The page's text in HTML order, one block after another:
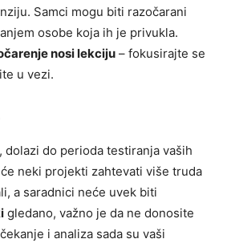
Samci mogu biti razočarani
osobe koja ih je privukla.
nosi lekciju – fokusirajte se
u vezi.
dolazi do perioda testiranja vaših
neki projekti zahtevati više truda
a saradnici neće uvek biti
gledano, važno je da ne donosite
i analiza sada su vaši